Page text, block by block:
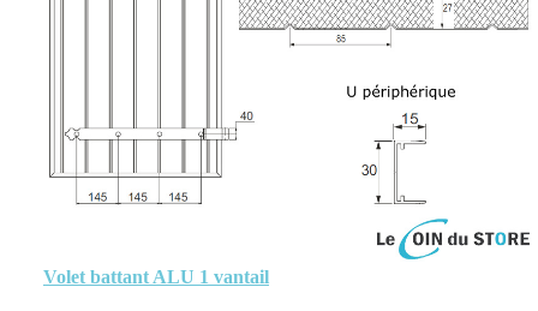
Volet battant ALU 1 vantail